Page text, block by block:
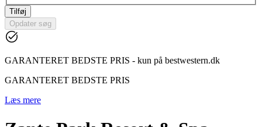
Tilføj
Opdater søg
GARANTERET BEDSTE PRIS - kun på bestwestern.dk
GARANTERET BEDSTE PRIS
Læs mere